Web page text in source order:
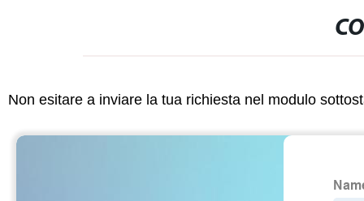
Non esitare a inviare la tua richiesta nel modulo